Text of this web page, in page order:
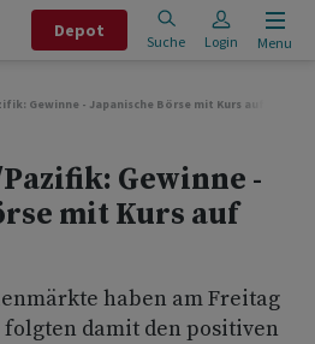
Depot
Suche Login Menu
Gewinne - Japanische Börse mit Kurs auf
Gewinne -
mit Kurs auf
haben am Freitag
damit den positiven